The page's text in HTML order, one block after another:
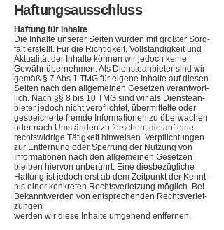
Haf­tungs­aus­schluss
Haf­tung für Inhalte
Die Inhalte unse­rer Sei­ten wur­den mit größ­ter Sorg­
falt erstellt. Für die Rich­tig­keit, Voll­stän­dig­keit und
Aktua­li­tät der Inhalte kön­nen wir jedoch keine
Gewähr über­neh­men. Als Diens­te­an­bie­ter sind wir
gemäß § 7 Abs.1 TMG für eigene Inhalte auf die­sen
Sei­ten nach den all­ge­mei­nen Geset­zen ver­ant­wort­
lich. Nach §§ 8 bis 10 TMG sind wir als Diens­te­an­
bie­ter jedoch nicht ver­pflich­tet, über­mit­telte oder
gespei­cherte fremde Infor­ma­tio­nen zu über­wa­chen
oder nach Umstän­den zu for­schen, die auf eine
rechts­wid­rige Tätig­keit hin­wei­sen. Ver­pflich­tun­gen
zur Ent­fer­nung oder Sper­rung der Nut­zung von
Infor­ma­tio­nen nach den all­ge­mei­nen Geset­zen
blei­ben hier­von unbe­rührt. Eine dies­be­züg­li­che
Haf­tung ist jedoch erst ab dem Zeit­punkt der Kennt­
nis einer kon­kre­ten Rechts­ver­let­zung mög­lich. Bei
Bekannt­wer­den von ent­spre­chen­den Rechts­ver­let­
zun­gen
wer­den wir diese Inhalte umge­hend entfernen.